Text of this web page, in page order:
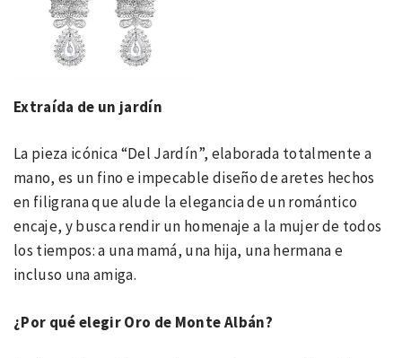
Extraída de un jardín
La pieza icónica “Del Jardín”, elaborada totalmente a
mano, es un fino e impecable diseño de aretes hechos
en filigrana que alude la elegancia de un romántico
encaje, y busca rendir un homenaje a la mujer de todos
los tiempos: a una mamá, una hija, una hermana e
incluso una amiga.
¿Por qué elegir Oro de Monte Albán?